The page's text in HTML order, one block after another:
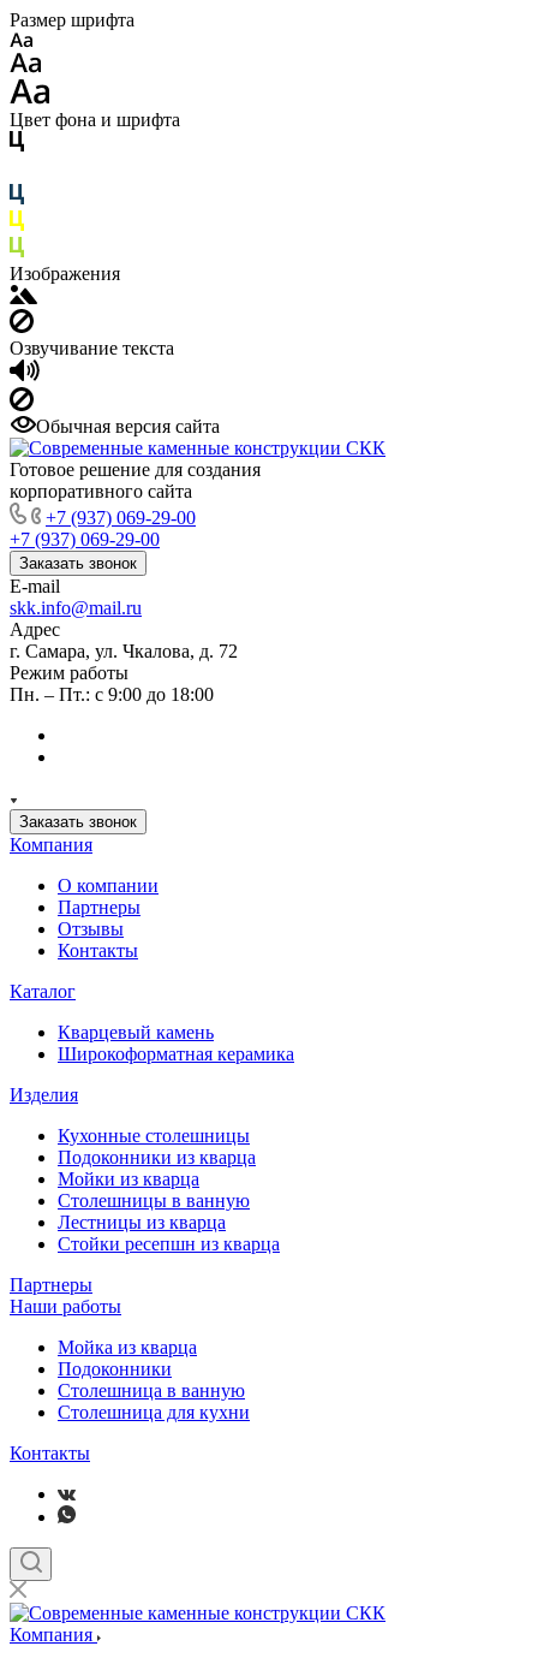
Размер шрифта
Цвет фона и шрифта
Изображения
Озвучивание текста
Обычная версия сайта
Готовое решение для создания
корпоративного сайта
+7 (937) 069-29-00
+7 (937) 069-29-00
Заказать звонок
E-mail
skk.info@mail.ru
Адрес
г. Самара, ул. Чкалова, д. 72
Режим работы
Пн. – Пт.: с 9:00 до 18:00
Заказать звонок
Компания
О компании
Партнеры
Отзывы
Контакты
Каталог
Кварцевый камень
Широкоформатная керамика
Изделия
Кухонные столешницы
Подоконники из кварца
Мойки из кварца
Столешницы в ванную
Лестницы из кварца
Стойки ресепшн из кварца
Партнеры
Наши работы
Мойка из кварца
Подоконники
Столешница в ванную
Столешница для кухни
Контакты
Компания